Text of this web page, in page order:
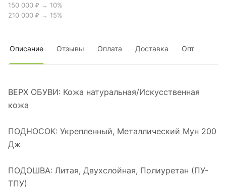
150 000 ₽ → 10%
210 000 ₽ → 15%
Описание Отзывы Оплата Доставка Опт
ВЕРХ ОБУВИ: Кожа натуральная/Искусственная
кожа
ПОДНОСОК: Укрепленный, Металлический Мун 200
Дж
ПОДОШВА: Литая, Двухслойная, Полиуретан (ПУ-
ТПУ)